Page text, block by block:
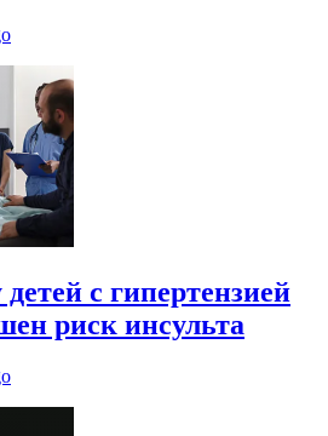
с гипертензией
риск инсульта